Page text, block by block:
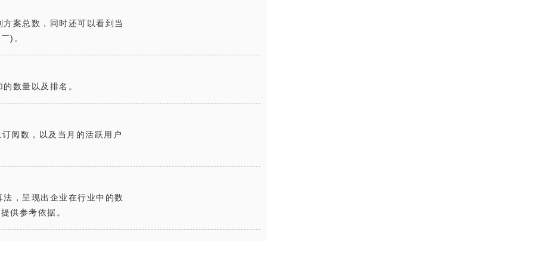
方案总数，同时还可以看到当
)。
数量以及排名。
阅数，以及当月的活跃用户
，呈现出企业在行业中的数
供参考依据。